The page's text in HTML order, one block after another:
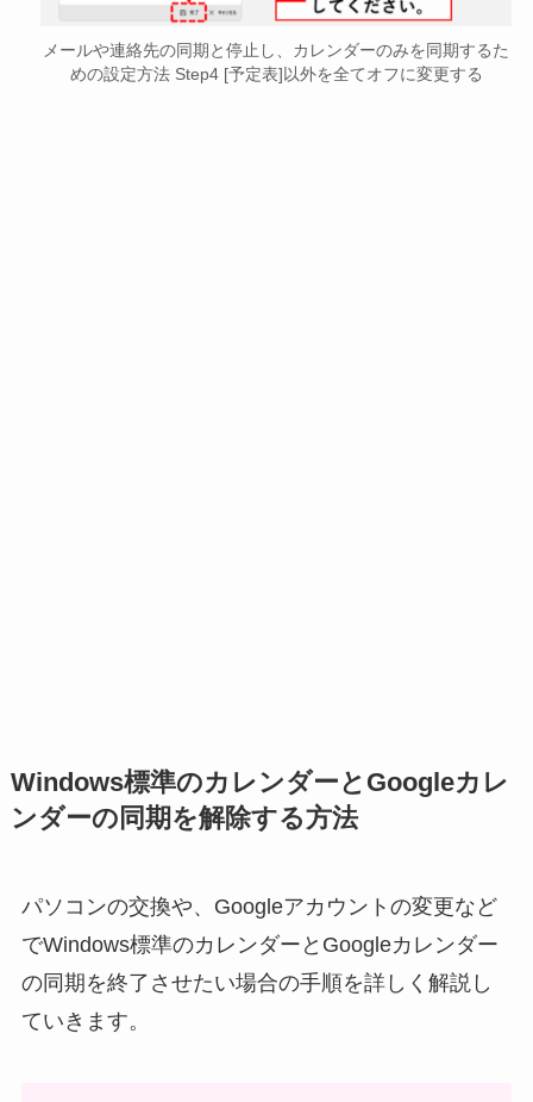
メールや連絡先の同期と停止し、カレンダーのみを同期するた
めの設定方法 Step4 [予定表]以外を全てオフに変更する
Windows標準のカレンダーとGoogleカレ
ンダーの同期を解除する方法
パソコンの交換や、Googleアカウントの変更など
でWindows標準のカレンダーとGoogleカレンダー
の同期を終了させたい場合の手順を詳しく解説し
ていきます。